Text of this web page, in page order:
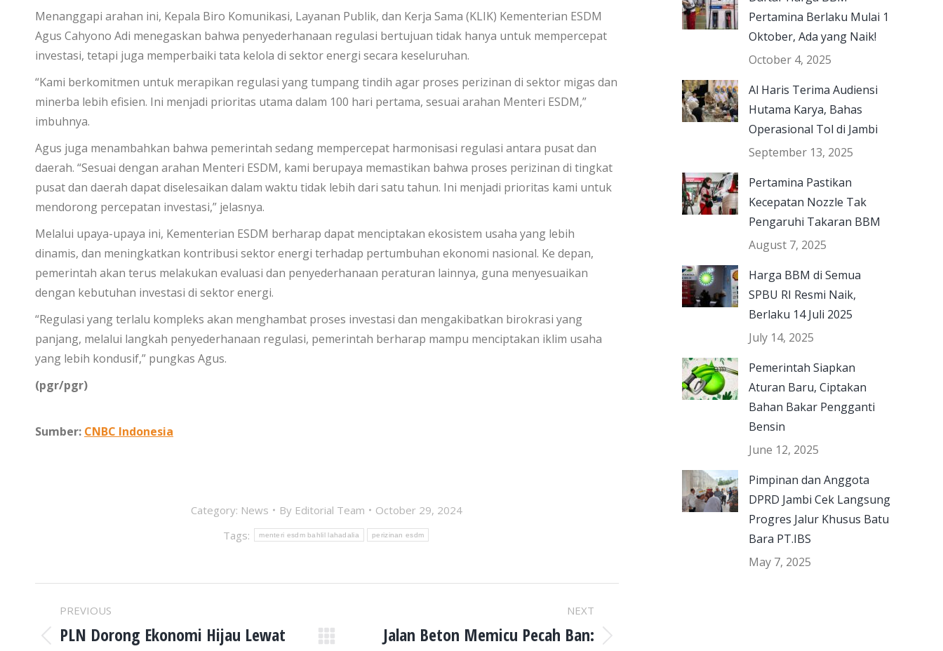
Menanggapi arahan ini, Kepala Biro Komunikasi, Layanan Publik, dan Kerja Sama (KLIK) Kementerian ESDM
Agus Cahyono Adi menegaskan bahwa penyederhanaan regulasi bertujuan tidak hanya untuk mempercepat
investasi, tetapi juga memperbaiki tata kelola di sektor energi secara keseluruhan.
“Kami berkomitmen untuk merapikan regulasi yang tumpang tindih agar proses perizinan di sektor migas dan
minerba lebih efisien. Ini menjadi prioritas utama dalam 100 hari pertama, sesuai arahan Menteri ESDM,”
imbuhnya.
Agus juga menambahkan bahwa pemerintah sedang mempercepat harmonisasi regulasi antara pusat dan
daerah. “Sesuai dengan arahan Menteri ESDM, kami berupaya memastikan bahwa proses perizinan di tingkat
pusat dan daerah dapat diselesaikan dalam waktu tidak lebih dari satu tahun. Ini menjadi prioritas kami untuk
mendorong percepatan investasi,” jelasnya.
Melalui upaya-upaya ini, Kementerian ESDM berharap dapat menciptakan ekosistem usaha yang lebih
dinamis, dan meningkatkan kontribusi sektor energi terhadap pertumbuhan ekonomi nasional. Ke depan,
pemerintah akan terus melakukan evaluasi dan penyederhanaan peraturan lainnya, guna menyesuaikan
dengan kebutuhan investasi di sektor energi.
“Regulasi yang terlalu kompleks akan menghambat proses investasi dan mengakibatkan birokrasi yang
panjang, melalui langkah penyederhanaan regulasi, pemerintah berharap mampu menciptakan iklim usaha
yang lebih kondusif,” pungkas Agus.
(pgr/pgr)
Sumber: CNBC Indonesia
Category: News By Editorial Team
October 29, 2024
Tags:
menteri esdm bahlil lahadalia perizinan esdm
POST
PREVIOUS
Previous
PLN Dorong Ekonomi Hijau Lewat
NEXT
NextJalan Beton Memicu Pecah Ban:
Pertamina Berlaku Mulai 1
Oktober, Ada yang Naik!
October 4, 2025
Al Haris Terima Audiensi
Hutama Karya, Bahas
Operasional Tol di Jambi
September 13, 2025
Pertamina Pastikan
Kecepatan Nozzle Tak
Pengaruhi Takaran BBM
August 7, 2025
Harga BBM di Semua
SPBU RI Resmi Naik,
Berlaku 14 Juli 2025
July 14, 2025
Pemerintah Siapkan
Aturan Baru, Ciptakan
Bahan Bakar Pengganti
Bensin
June 12, 2025
Pimpinan dan Anggota
DPRD Jambi Cek Langsung
Progres Jalur Khusus Batu
Bara PT.IBS
May 7, 2025